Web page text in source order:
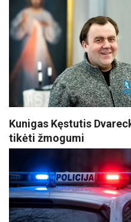
Kunigas Kęstutis
tikėti žmogumi